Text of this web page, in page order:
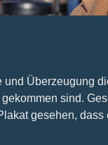
Überzeugung
sind.
gesehen,